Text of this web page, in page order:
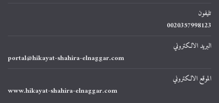
تليفون
0020357998123
البريد الالكتروني
portal@hikayat-shahira-elnaggar.com
الموقع الالكتروني
www.hikayat-shahira-elnaggar.com